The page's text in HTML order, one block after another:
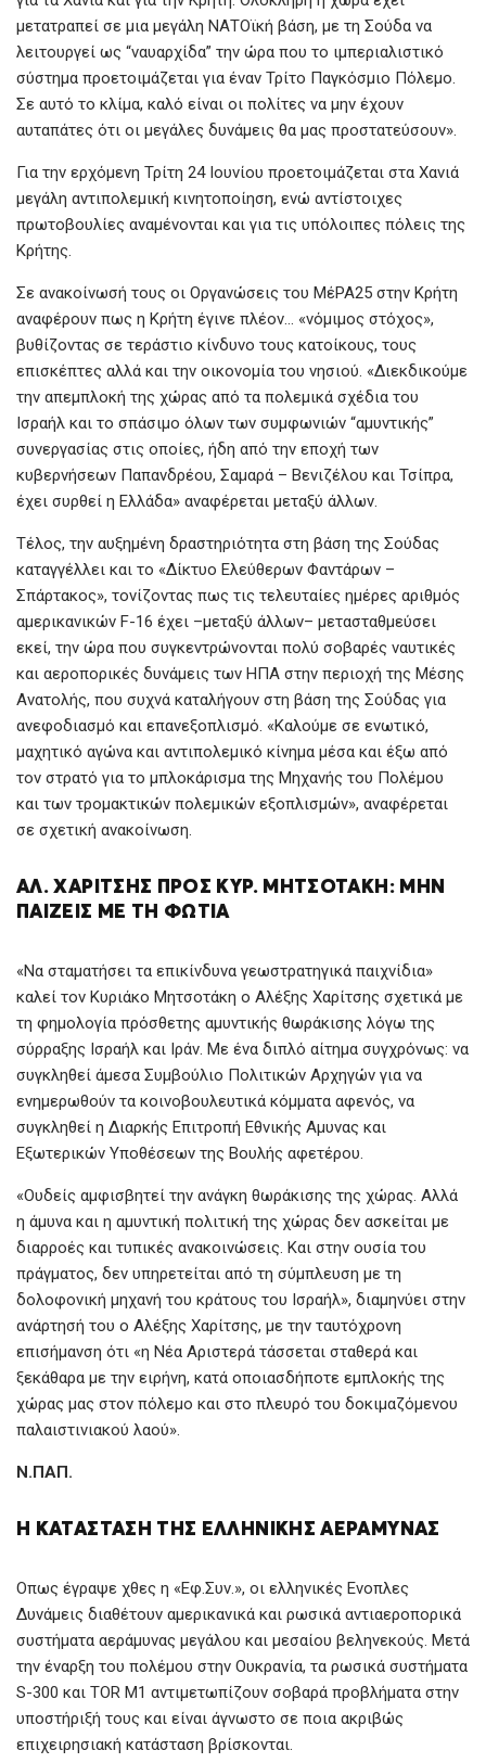
μετατραπεί σε μια μεγάλη ΝΑΤΟϊκή βάση, με τη Σούδα να
λειτουργεί ως “ναυαρχίδα” την ώρα που το ιμπεριαλιστικό
σύστημα προετοιμάζεται για έναν Τρίτο Παγκόσμιο Πόλεμο.
Σε αυτό το κλίμα, καλό είναι οι πολίτες να μην έχουν
αυταπάτες ότι οι μεγάλες δυνάμεις θα μας προστατεύσουν».
Για την ερχόμενη Τρίτη 24 Ιουνίου προετοιμάζεται στα Χανιά
μεγάλη αντιπολεμική κινητοποίηση, ενώ αντίστοιχες
πρωτοβουλίες αναμένονται και για τις υπόλοιπες πόλεις της
Κρήτης.
Σε ανακοίνωσή τους οι Οργανώσεις του ΜέΡΑ25 στην Κρήτη
αναφέρουν πως η Κρήτη έγινε πλέον… «νόμιμος στόχος»,
βυθίζοντας σε τεράστιο κίνδυνο τους κατοίκους, τους
επισκέπτες αλλά και την οικονομία του νησιού. «Διεκδικούμε
την απεμπλοκή της χώρας από τα πολεμικά σχέδια του
Ισραήλ και το σπάσιμο όλων των συμφωνιών “αμυντικής”
συνεργασίας στις οποίες, ήδη από την εποχή των
κυβερνήσεων Παπανδρέου, Σαμαρά – Βενιζέλου και Τσίπρα,
έχει συρθεί η Ελλάδα» αναφέρεται μεταξύ άλλων.
Τέλος, την αυξημένη δραστηριότητα στη βάση της Σούδας
καταγγέλλει και το «Δίκτυο Ελεύθερων Φαντάρων –
Σπάρτακος», τονίζοντας πως τις τελευταίες ημέρες αριθμός
αμερικανικών F-16 έχει –μεταξύ άλλων– μετασταθμεύσει
εκεί, την ώρα που συγκεντρώνονται πολύ σοβαρές ναυτικές
και αεροπορικές δυνάμεις των ΗΠΑ στην περιοχή της Μέσης
Ανατολής, που συχνά καταλήγουν στη βάση της Σούδας για
ανεφοδιασμό και επανεξοπλισμό. «Καλούμε σε ενωτικό,
μαχητικό αγώνα και αντιπολεμικό κίνημα μέσα και έξω από
τον στρατό για το μπλοκάρισμα της Μηχανής του Πολέμου
και των τρομακτικών πολεμικών εξοπλισμών», αναφέρεται
σε σχετική ανακοίνωση.
ΑΛ. ΧΑΡΊΤΣΗΣ ΠΡΟΣ ΚΥΡ. ΜΗΤΣΟΤΆΚΗ: ΜΗΝ
ΠΑΊΖΕΙΣ ΜΕ ΤΗ ΦΩΤΙΆ
«Να σταματήσει τα επικίνδυνα γεωστρατηγικά παιχνίδια»
καλεί τον Κυριάκο Μητσοτάκη ο Αλέξης Χαρίτσης σχετικά με
τη φημολογία πρόσθετης αμυντικής θωράκισης λόγω της
σύρραξης Ισραήλ και Ιράν. Με ένα διπλό αίτημα συγχρόνως: να
συγκληθεί άμεσα Συμβούλιο Πολιτικών Αρχηγών για να
ενημερωθούν τα κοινοβουλευτικά κόμματα αφενός, να
συγκληθεί η Διαρκής Επιτροπή Εθνικής Αμυνας και
Εξωτερικών Υποθέσεων της Βουλής αφετέρου.
«Ουδείς αμφισβητεί την ανάγκη θωράκισης της χώρας. Αλλά
η άμυνα και η αμυντική πολιτική της χώρας δεν ασκείται με
διαρροές και τυπικές ανακοινώσεις. Και στην ουσία του
πράγματος, δεν υπηρετείται από τη σύμπλευση με τη
δολοφονική μηχανή του κράτους του Ισραήλ», διαμηνύει στην
ανάρτησή του ο Αλέξης Χαρίτσης, με την ταυτόχρονη
επισήμανση ότι «η Νέα Αριστερά τάσσεται σταθερά και
ξεκάθαρα με την ειρήνη, κατά οποιασδήποτε εμπλοκής της
χώρας μας στον πόλεμο και στο πλευρό του δοκιμαζόμενου
παλαιστινιακού λαού».
Ν.ΠΑΠ.
Η ΚΑΤΆΣΤΑΣΗ ΤΗΣ ΕΛΛΗΝΙΚΉΣ ΑΕΡΆΜΥΝΑΣ
Οπως έγραψε χθες η «Εφ.Συν.», οι ελληνικές Ενοπλες
Δυνάμεις διαθέτουν αμερικανικά και ρωσικά αντιαεροπορικά
συστήματα αεράμυνας μεγάλου και μεσαίου βεληνεκούς. Μετά
την έναρξη του πολέμου στην Ουκρανία, τα ρωσικά συστήματα
S-300 και TOR M1 αντιμετωπίζουν σοβαρά προβλήματα στην
υποστήριξή τους και είναι άγνωστο σε ποια ακριβώς
επιχειρησιακή κατάσταση βρίσκονται.